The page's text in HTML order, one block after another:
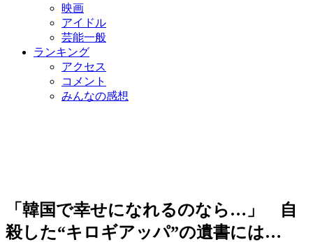
映画
アイドル
芸能一般
ランキング
アクセス
コメント
みんなの感想
「韓国で幸せになれるのなら…」 自
殺した“キロギアッパ”の遺書には…